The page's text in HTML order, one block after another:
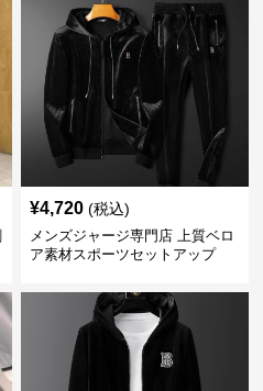
¥4,720 (税込)
メンズジャージ専門店 上質ベロ
ア素材スポーツセットアップ